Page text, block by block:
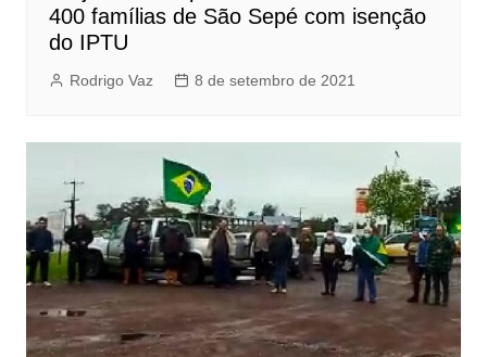
400 famílias de São Sepé com isenção
do IPTU
Rodrigo Vaz 8 de setembro de 2021